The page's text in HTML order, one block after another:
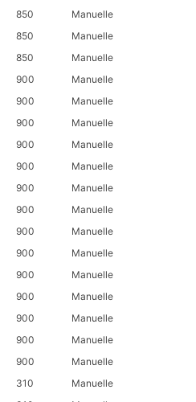
850
Manuelle
850
Manuelle
850
Manuelle
900
Manuelle
900
Manuelle
900
Manuelle
900
Manuelle
900
Manuelle
900
Manuelle
900
Manuelle
900
Manuelle
900
Manuelle
900
Manuelle
900
Manuelle
900
Manuelle
900
Manuelle
900
Manuelle
310
Manuelle